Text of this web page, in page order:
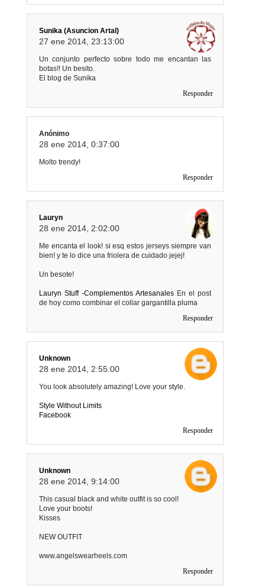
Sunika (Asuncion Artal)
27 ene 2014, 23:13:00
Un conjunto perfecto sobre todo me encantan las
botas!! Un besito.
El blog de Sunika
Responder
Anónimo
28 ene 2014, 0:37:00
Molto trendy!
Responder
Lauryn
28 ene 2014, 2:02:00
Me encanta el look! si esq estos jerseys siempre van
bien! y te lo dice una friolera de cuidado jejej!
Un besote!
Lauryn Stuff -Complementos Artesanales En el post
de hoy como combinar el collar gargantilla pluma
Responder
Unknown
28 ene 2014, 2:55:00
You look absolutely amazing! Love your style.
Style Without Limits
Facebook
Responder
Unknown
28 ene 2014, 9:14:00
This casual black and white outfit is so cool!
Love your boots!
Kisses
NEW OUTFIT
www.angelswearheels.com
Responder